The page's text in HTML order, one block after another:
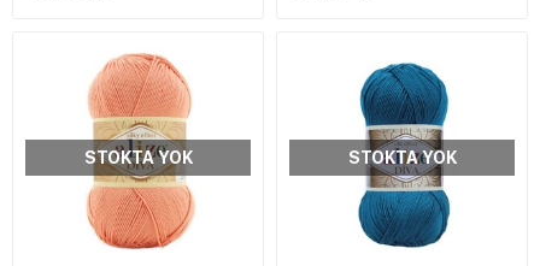
STOKTA YOK STOKTA YOK